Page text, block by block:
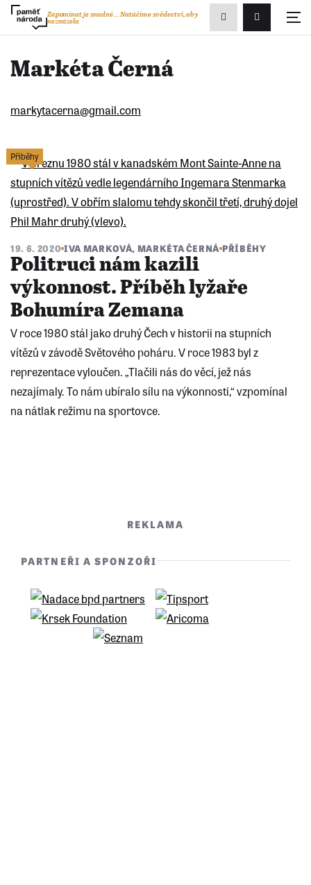
Přihlášení/
Zapomínat je snadné...Natáčíme svědectví, aby
nezmizela
Zobrazit
vyhledávání
Markéta Černá
markytacerna@gmail.com
Příběhy
19. 6. 2020 IVA MARKOVÁ, MARKÉTA ČERNÁ PŘÍBĚHY
Politruci nám kazili
výkonnost. Příběh lyžaře
Bohumíra Zemana
V roce 1980 stál jako druhý Čech v historii na stupních
vítězů v závodě Světového poháru. V roce 1983 byl z
reprezentace vyloučen. „Tlačili nás do věcí, jež nás
nezajímaly. To nám ubíralo sílu na výkonnosti,“ vzpomínal
na nátlak režimu na sportovce.
REKLAMA
PARTNEŘI A SPONZOŘI